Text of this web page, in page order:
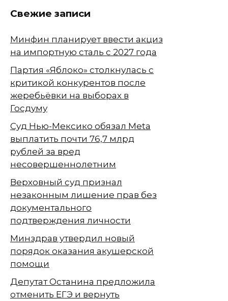
Свежие записи
Минфин планирует ввести акциз
на импортную сталь с 2027 года
Партия «Яблоко» столкнулась с
критикой конкурентов после
жеребьёвки на выборах в
Госдуму
Суд Нью-Мексико обязал Meta
выплатить почти 76,7 млрд
рублей за вред
несовершеннолетним
Верховный суд признал
незаконным лишение прав без
документального
подтверждения личности
Минздрав утвердил новый
порядок оказания акушерской
помощи
Депутат Останина предложила
отменить ЕГЭ и вернуть